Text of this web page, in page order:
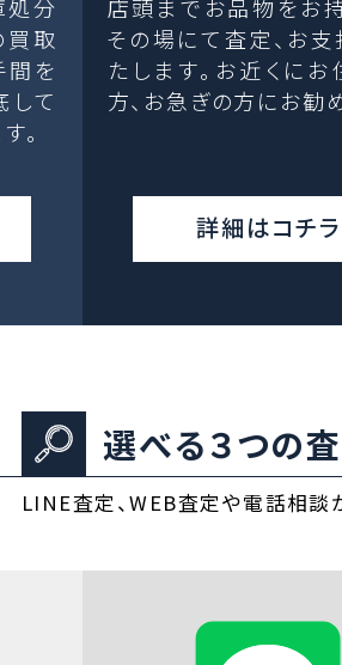
処分
取
間を
して
。
店頭までお品物をお持
その場にて査定、お
たします。お近くに
方、お急ぎの方にお勧
詳細はコチラ
選べる３つの
LINE査定、WEB査定や電話相談